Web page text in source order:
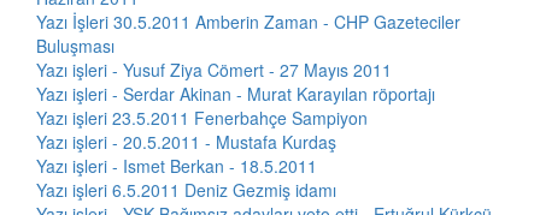
Yazı İşleri 30.5.2011 Amberin Zaman - CHP Gazeteciler
Buluşması
Yazı işleri - Yusuf Ziya Cömert - 27 Mayıs 2011
Yazı işleri - Serdar Akinan - Murat Karayılan röportajı
Yazı işleri 23.5.2011 Fenerbahçe Sampiyon
Yazı işleri - 20.5.2011 - Mustafa Kurdaş
Yazı işleri - Ismet Berkan - 18.5.2011
Yazı işleri 6.5.2011 Deniz Gezmiş idamı